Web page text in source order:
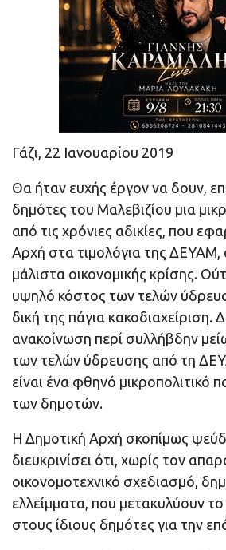
Γάζι, 22 Ιανουαρίου 2019
Θα ήταν ευχής έργον να δουν,
δημότες του Μαλεβιζίου μια
από τις χρόνιες αδικίες, που
Αρχή στα τιμολόγια της ΔΕΥΑΜ,
μάλιστα οικονομικής κρίσης.
υψηλό κόστος των τελών
δική της πάγια
ανακοίνωση περί συλλήβδην
των τελών ύδρευσης από τη
είναι ένα φθηνό μικροπολιτικό
των δημοτών.
Η Δημοτική Αρχή σκοπίμως
διευκρινίσει ότι, χωρίς τον
οικονομοτεχνικό σχεδιασμό,
ελλείμματα, που μετακυλύουν
στους ίδιους δημότες για την